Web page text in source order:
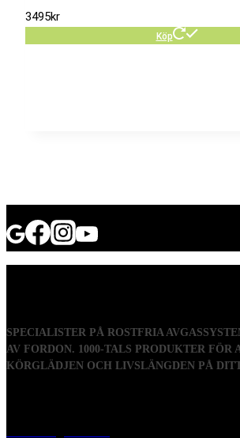
3495kr
Köp
SPECIALISTER PÅ ROSTFRIA
AV FORDON. 1000-TALS PRODUKTER FÖR
KÖRGLÄDJEN OCH LIVSLÄNGDEN PÅ